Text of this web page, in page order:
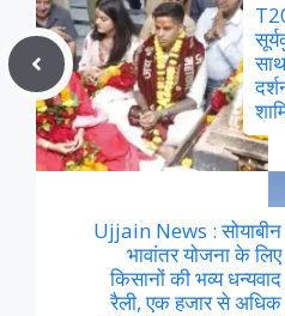
Ujjain News : सोयाबीन
भावांतर योजना के लिए
किसानों की भव्य धन्यवाद
रैली, एक हजार से अधिक